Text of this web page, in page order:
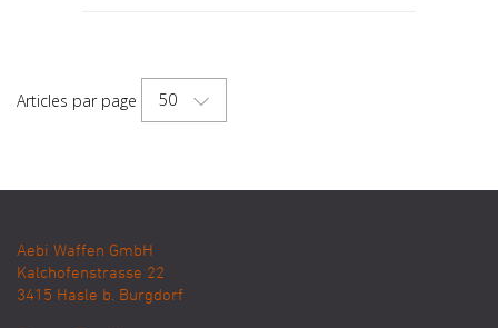
Articles par page 50
Aebi Waffen GmbH
Kalchofenstrasse 22
3415 Hasle b. Burgdorf